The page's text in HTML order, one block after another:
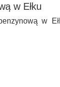
w Ełku
w